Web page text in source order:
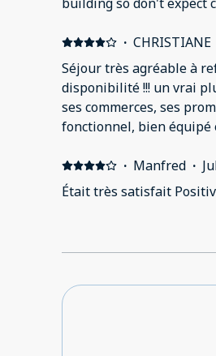
building so don't expect
real closet in the
· CHRISTIANE
Séjour très agréable à
disponibilité !!! un vrai
ses commerces, ses
fonctionnel, bien équipé
· Manfred ·
Était très satisfait